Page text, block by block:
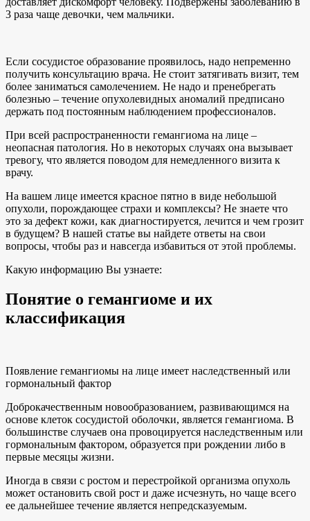
3 раза чаще девочки, чем мальчики.
Если сосудистое образование проявилось, надо непременно
получить консультацию врача. Не стоит затягивать визит, тем
более заниматься самолечением. Не надо и пренебрегать
болезнью – течение опухолевидных аномалий предписано
держать под постоянным наблюдением профессионалов.
При всей распространенности гемангиома на лице –
неопасная патология. Но в некоторых случаях она вызывает
тревогу, что является поводом для немедленного визита к
врачу.
На вашем лице имеется красное пятно в виде небольшой
опухоли, порождающее страхи и комплексы? Не знаете что
это за дефект кожи, как диагностируется, лечится и чем грозит
в будущем? В нашей статье вы найдете ответы на свои
вопросы, чтобы раз и навсегда избавиться от этой проблемы.
Какую информацию Вы узнаете:
Понятие о гемангиоме и их
классификация
Появление гемангиомы на лице имеет наследственный или
гормональный фактор
Доброкачественным новообразованием, развивающимся на
основе клеток сосудистой оболочки, является гемангиома. В
большинстве случаев она провоцируется наследственным или
гормональным фактором, образуется при рождении либо в
первые месяцы жизни.
Иногда в связи с ростом и перестройкой организма опухоль
может остановить свой рост и даже исчезнуть, но чаще всего
ее дальнейшее течение является непредсказуемым.